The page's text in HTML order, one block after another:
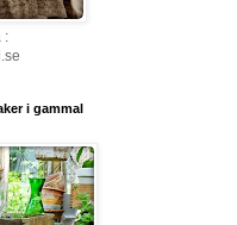
:
i gammal